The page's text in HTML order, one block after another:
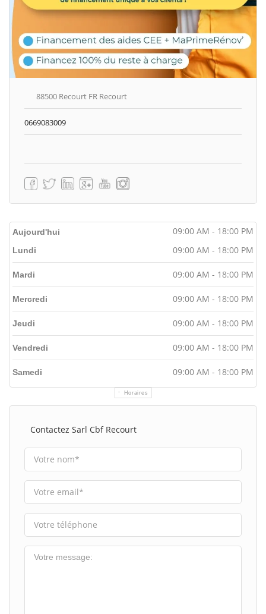
88500 Recourt FR Recourt
0669083009
Aujourd'hui 09:00 AM - 18:00 PM
Horaires
Lundi 09:00 AM - 18:00 PM
Mardi 09:00 AM - 18:00 PM
Mercredi 09:00 AM - 18:00 PM
Jeudi 09:00 AM - 18:00 PM
Vendredi 09:00 AM - 18:00 PM
Samedi 09:00 AM - 18:00 PM
Contactez Sarl Cbf Recourt